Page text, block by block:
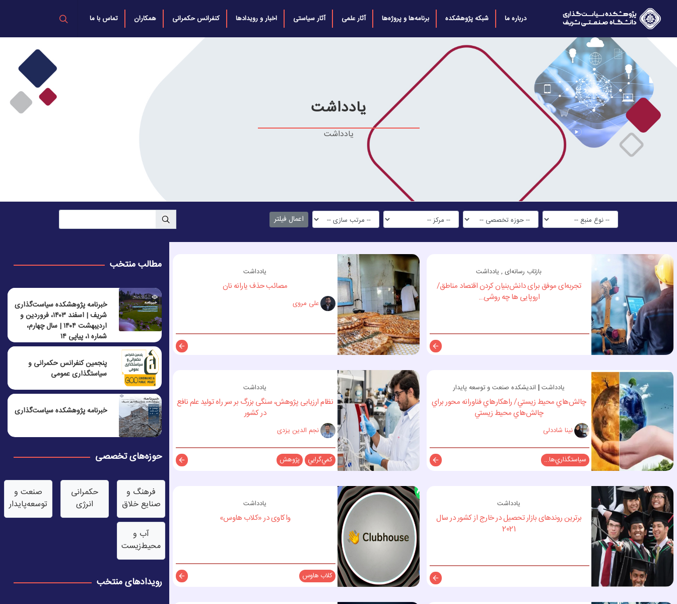
درباره ما شبکه پژوهشکده برنامه‌ها و پروژه‌ها آثار علمی آثار سیاستی اخبار و رویدادها کنفرانس حکمرانی همکاران تماس با ما
یادداشت
یادداشت
بازتاب رسانه‌ای , یادداشت
تجربه‌ای موفق برای دانش‌بنیان کردن اقتصاد مناطق/
اروپایی ها چه روشی...
توضیحات
یادداشت
مصائب حذف یارانه نان
علی مروی
توضیحات
یادداشت| اندیشکده صنعت و توسعه پایدار
چالش‌هاي محيط زيستي/ راهكارهاي فناورانه محور براي
چالش‌هاي محيط زيستي
نینا شاددلی
توضیحات
سياستگذاري‌ها...
یادداشت
نظام ارزیابی پژوهش، سنگی بزرگ بر سر راه تولید علم نافع
در کشور
نجم الدین یزدی
كمي‌گرايي پژوهش
یادداشت
برترین روندهای بازار تحصيل در خارج از کشور در سال
2021
توضیحات
یادداشت
واکاوی در «کلاب هاوس»
توضیحات
کلاب هاوس
مطالب منتخب
خبرنامه پژوهشکده سیاست‌گذاری
شریف | اسفند ۱۴۰۳، فروردین و
اردیبهشت ۱۴۰۴ | سال چهارم،
شماره ۱، پیاپی ۱۴
پنجمين كنفرانس حكمرانی و
سياستگذاری عمومی
خبرنامه پژوهشکده سیاست‌گذاری
حوزه‌های تخصصی
فرهنگ و
صنایع خلاق
حکمرانی
انرژی
صنعت‌ و
توسعه‌پایدار
آب‌ و
محیط‌زیست
رویدادهای منتخب